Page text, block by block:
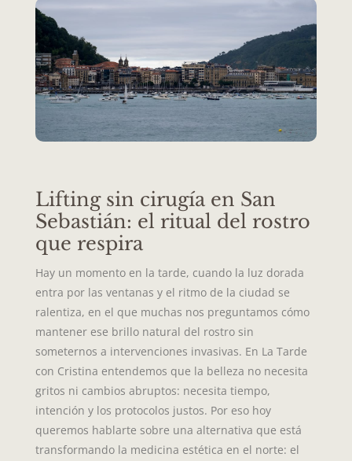
Lifting sin cirugía en San
Sebastián: el ritual del rostro
que respira
Hay un momento en la tarde, cuando la luz dorada
entra por las ventanas y el ritmo de la ciudad se
ralentiza, en el que muchas nos preguntamos cómo
mantener ese brillo natural del rostro sin
someternos a intervenciones invasivas. En La Tarde
con Cristina entendemos que la belleza no necesita
gritos ni cambios abruptos: necesita tiempo,
intención y los protocolos justos. Por eso hoy
queremos hablarte sobre una alternativa que está
transformando la medicina estética en el norte: el